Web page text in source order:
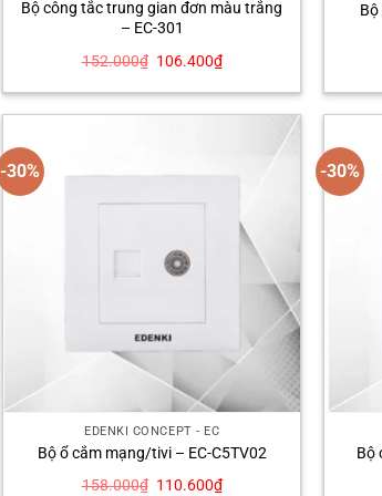
Bộ công tắc trung gian đơn màu trắng
– EC-301
152.000₫ Giá
là:
106.400₫Giá
tại
-30%
EDENKI CONCEPT - EC
Bộ ổ cắm mạng/tivi – EC-C5TV02
158.000₫ Giá
110.600₫Giá
-30%
Bộ